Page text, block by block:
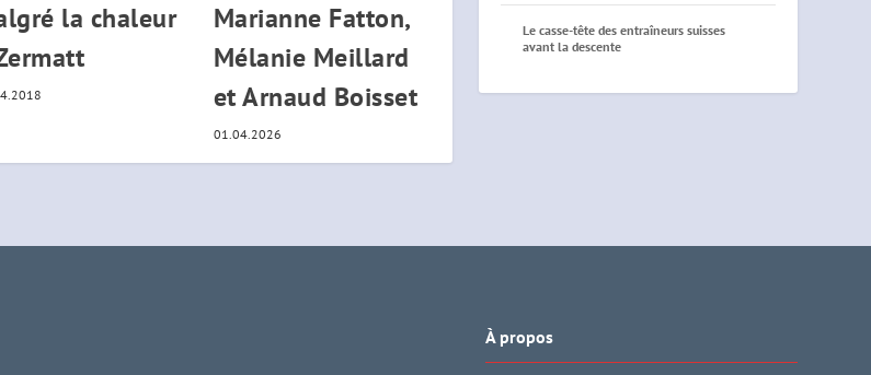
la chaleur
Marianne Fatton,
Mélanie Meillard
et Arnaud Boisset
01.04.2026
Le casse-tête des entraîneurs suisses
avant la descente
À propos